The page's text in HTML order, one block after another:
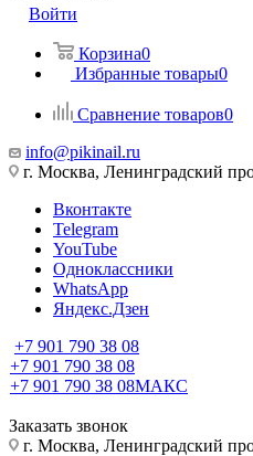
Войти
Корзина0
Избранные товары0
Сравнение товаров0
info@pikinail.ru
г. Москва, Ленинградский
Вконтакте
Telegram
YouTube
Одноклассники
WhatsApp
Яндекс.Дзен
+7 901 790 38 08
+7 901 790 38 08
+7 901 790 38 08МАКС
Заказать звонок
г. Москва, Ленинградский